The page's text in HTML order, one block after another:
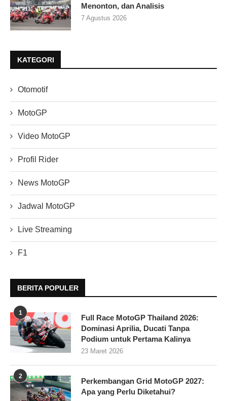
Menonton, dan Analisis
7 Agustus 2026
KATEGORI
Otomotif
MotoGP
Video MotoGP
Profil Rider
News MotoGP
Jadwal MotoGP
Live Streaming
F1
BERITA POPULER
1
Full Race MotoGP Thailand 2026:
Dominasi Aprilia, Ducati Tanpa
Podium untuk Pertama Kalinya
23 Maret 2026
2
Perkembangan Grid MotoGP 2027:
Apa yang Perlu Diketahui?